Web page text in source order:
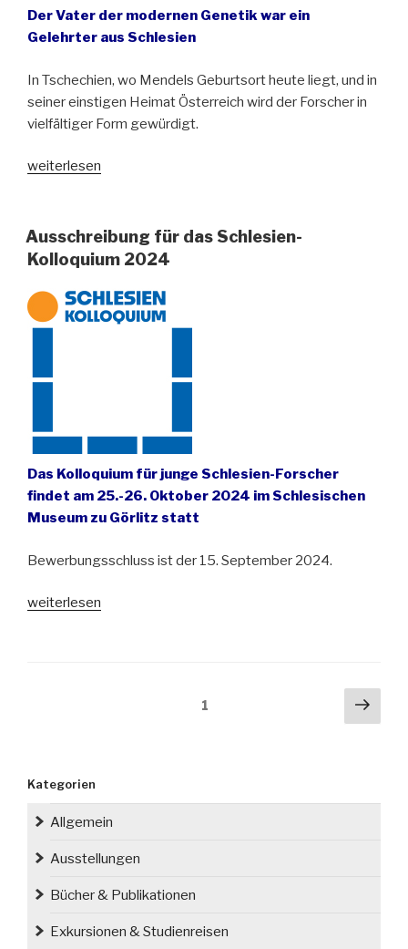
Der Vater der modernen Genetik war ein
Gelehrter aus Schlesien
In Tschechien, wo Mendels Geburtsort heute liegt, und in
seiner einstigen Heimat Österreich wird der Forscher in
vielfältiger Form gewürdigt.
„Vor
kam
Gregor
zur
Welt“
weiterlesen
Ausschreibung für das Schlesien-
Kolloquium 2024
Das Kolloquium für junge Schlesien-Forscher
findet am 25.-26. Oktober 2024 im Schlesischen
Museum zu Görlitz statt
Bewerbungsschluss ist der 15. September 2024.
„Ausschreibung
weiterlesen
Seitennummerierung1
Kategorien
Allgemein
Ausstellungen
Bücher & Publikationen
Exkursionen & Studienreisen